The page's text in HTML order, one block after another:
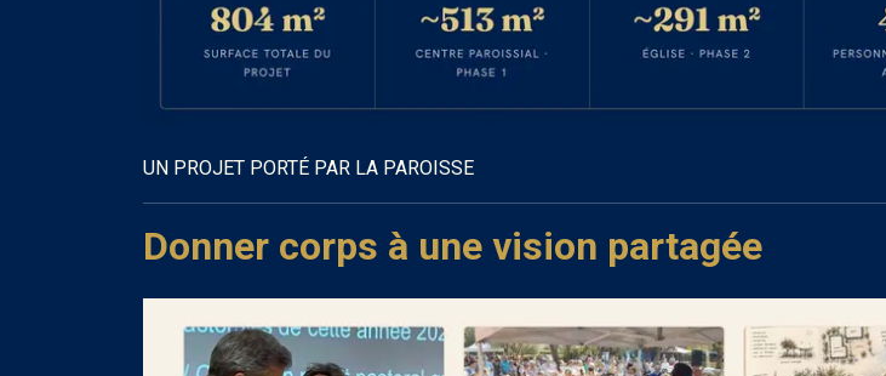
UN PROJET PORTÉ PAR LA PAROISSE
Donner corps à une vision partagée